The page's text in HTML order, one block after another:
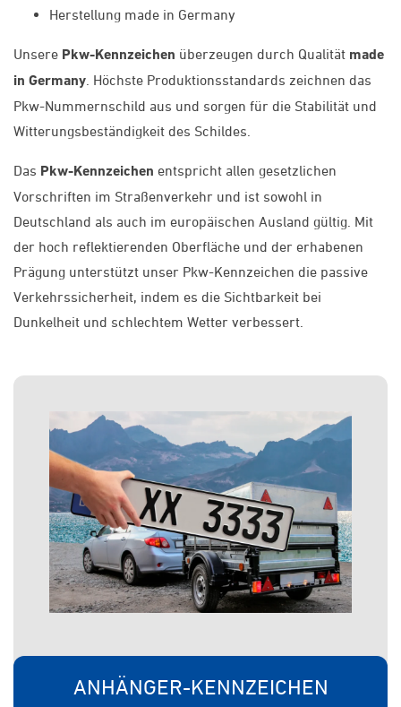
Herstellung made in Germany
Unsere Pkw-Kennzeichen überzeugen durch Qualität made
in Germany . Höchste Produktionsstandards zeichnen das
Pkw-Nummernschild aus und sorgen für die Stabilität und
Witterungsbeständigkeit des Schildes.
Das Pkw-Kennzeichen entspricht allen gesetzlichen
Vorschriften im Straßenverkehr und ist sowohl in
Deutschland als auch im europäischen Ausland gültig. Mit
der hoch reflektierenden Oberfläche und der erhabenen
Prägung unterstützt unser Pkw-Kennzeichen die passive
Verkehrssicherheit, indem es die Sichtbarkeit bei
Dunkelheit und schlechtem Wetter verbessert.
ANHÄNGER-KENNZEICHEN